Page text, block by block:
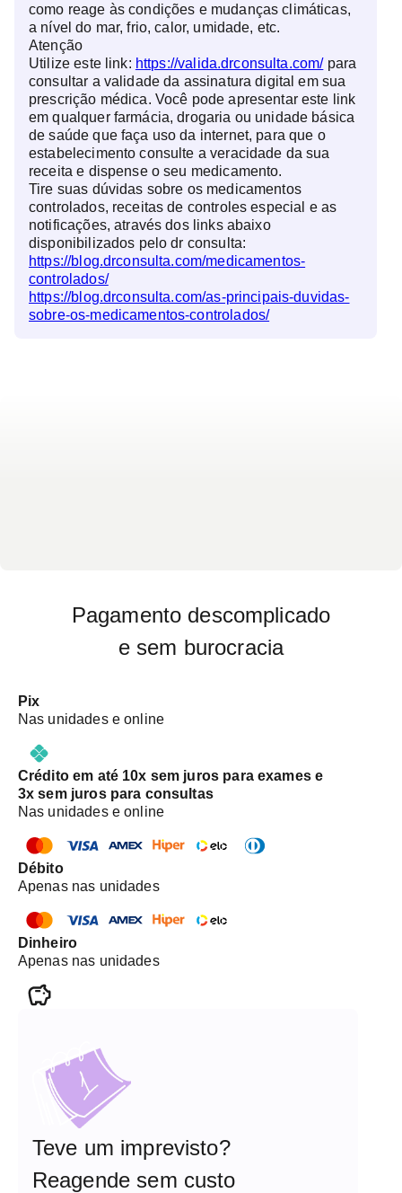
como reage às condições e mudanças climáticas,
a nível do mar, frio, calor, umidade, etc.
Atenção
Utilize este link: https://valida.drconsulta.com/para
consultar a validade da assinatura digital em sua
prescrição médica. Você pode apresentar este link
em qualquer farmácia, drogaria ou unidade básica
de saúde que faça uso da internet, para que o
estabelecimento consulte a veracidade da sua
receita e dispense o seu medicamento.
Tire suas dúvidas sobre os medicamentos
controlados, receitas de controles especial e as
notificações, através dos links abaixo
disponibilizados pelo dr consulta:
https://blog.drconsulta.com/medicamentos-
controlados/
https://blog.drconsulta.com/as-principais-duvidas-
sobre-os-medicamentos-controlados/
Pagamento descomplicado
e sem burocracia
Pix
Nas unidades e online
Crédito em até 10x sem juros para exames e
3x sem juros para consultas
Nas unidades e online
Débito
Apenas nas unidades
Dinheiro
Apenas nas unidades
Teve um imprevisto?
Reagende sem custo